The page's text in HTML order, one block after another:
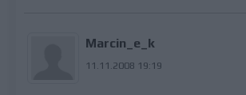
Marcin_e_k
11.11.2008 19:19